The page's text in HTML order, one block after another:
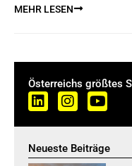
MEHR LESEN
Österreichs größtes
Neueste Beiträge